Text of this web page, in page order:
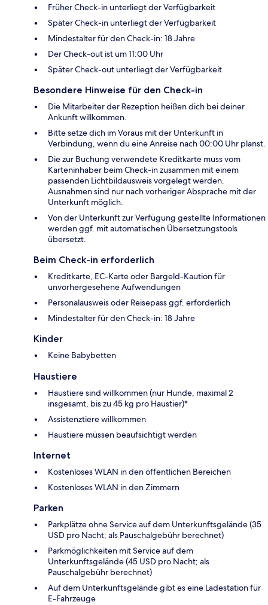
Früher Check-in unterliegt der Verfügbarkeit
Später Check-in unterliegt der Verfügbarkeit
Mindestalter für den Check-in: 18 Jahre
Der Check-out ist um 11:00 Uhr
Später Check-out unterliegt der Verfügbarkeit
Besondere Hinweise für den Check-in
Die Mitarbeiter der Rezeption heißen dich bei deiner
Ankunft willkommen.
Bitte setze dich im Voraus mit der Unterkunft in
Verbindung, wenn du eine Anreise nach 00:00 Uhr planst.
Die zur Buchung verwendete Kreditkarte muss vom
Karteninhaber beim Check-in zusammen mit einem
passenden Lichtbildausweis vorgelegt werden.
Ausnahmen sind nur nach vorheriger Absprache mit der
Unterkunft möglich.
Von der Unterkunft zur Verfügung gestellte Informationen
werden ggf. mit automatischen Übersetzungstools
übersetzt.
Beim Check-in erforderlich
Kreditkarte, EC-Karte oder Bargeld-Kaution für
unvorhergesehene Aufwendungen
Personalausweis oder Reisepass ggf. erforderlich
Mindestalter für den Check-in: 18 Jahre
Kinder
Keine Babybetten
Haustiere
Haustiere sind willkommen (nur Hunde, maximal 2
insgesamt, bis zu 45 kg pro Haustier)*
Assistenztiere willkommen
Haustiere müssen beaufsichtigt werden
Internet
Kostenloses WLAN in den öffentlichen Bereichen
Kostenloses WLAN in den Zimmern
Parken
Parkplätze ohne Service auf dem Unterkunftsgelände (35
USD pro Nacht; als Pauschalgebühr berechnet)
Parkmöglichkeiten mit Service auf dem
Unterkunftsgelände (45 USD pro Nacht; als
Pauschalgebühr berechnet)
Auf dem Unterkunftsgelände gibt es eine Ladestation für
E-Fahrzeuge